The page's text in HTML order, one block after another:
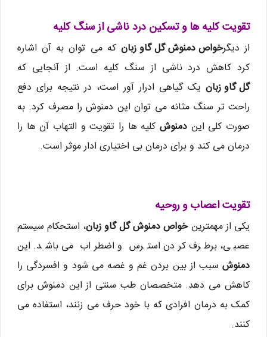
تقویت کلیه‌ ها و تسکین درد ناشی از سنگ کلیه
از دیگرخواص دمنوش گل گاو زبان که می توان به آن اشاره
کرد کاهش درد ناشی از سنگ کلیه است. از آنجایی که
گل گاو زبان یک گیاهی ادرار آور است، در نتیجه برای دفع
راحت تر سنگ مثانه می توان این دمنوش را مصرف کرد. به
صورت کلی این دمنوش کلیه ها را تقویت و التهاب آن ها را
درمان می کند و برای درمان بی اختیاری ادار موثر است.
تقویت اعصاب و روحیه
یکی از مهمترینخواص دمنوش گل گاو زبان، استحکام سیستم
عصبی، برطرف کردن استرس و اضطراب می باشد. این
دمنوش سبب از بین بردن غم و غصه می شود و افسردگی را
کاهش می دهد. متخصصان طب سنتی از این دمنوش برای
کمک به درمان افرادی که با خود حرف می زنند، استفاده می
کنند.